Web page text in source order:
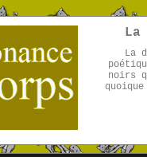
La
La
noirs